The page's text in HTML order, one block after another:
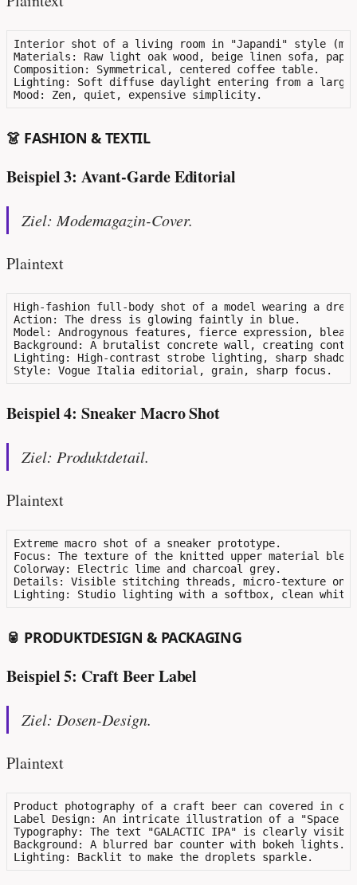
Interior shot of a living room in "Japandi" style (mix
Materials: Raw light oak wood, beige linen sofa,
Composition: Symmetrical, centered coffee table.
Lighting: Soft diffuse daylight entering from a large
👗 FASHION & TEXTIL
Beispiel 3: Avant-Garde Editorial
Ziel: Modemagazin-Cover.
Plaintext
High-fashion full-body shot of a model wearing a
Action: The dress is glowing faintly in blue.
Model: Androgynous features, fierce expression,
Background: A brutalist concrete wall, creating
Lighting: High-contrast strobe lighting, sharp
Beispiel 4: Sneaker Macro Shot
Ziel: Produktdetail.
Plaintext
Extreme macro shot of a sneaker prototype.
Focus: The texture of the knitted upper material
Colorway: Electric lime and charcoal grey.
Details: Visible stitching threads, micro-texture on
🥫 PRODUKTDESIGN & PACKAGING
Beispiel 5: Craft Beer Label
Ziel: Dosen-Design.
Plaintext
Product photography of a craft beer can covered in
Label Design: An intricate illustration of a "Space
Typography: The text "GALACTIC IPA" is clearly
Background: A blurred bar counter with bokeh lights.